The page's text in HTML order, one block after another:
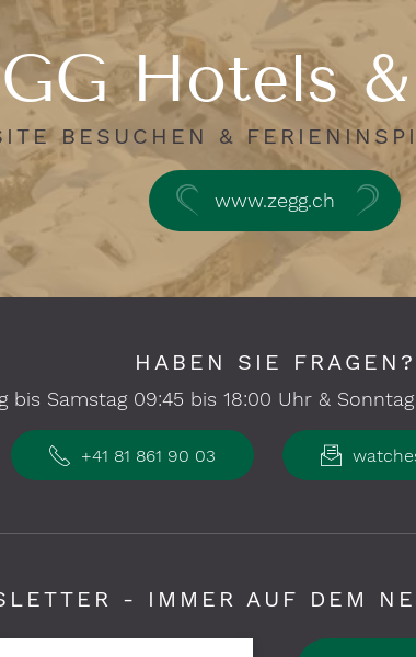
Hotels
BESUCHEN &
www.zegg.ch
HABEN SIE FRAGEN?
bis Samstag 09:45 bis 18:00 Uhr &
+41 81 861 90 03
- IMMER AUF DEM